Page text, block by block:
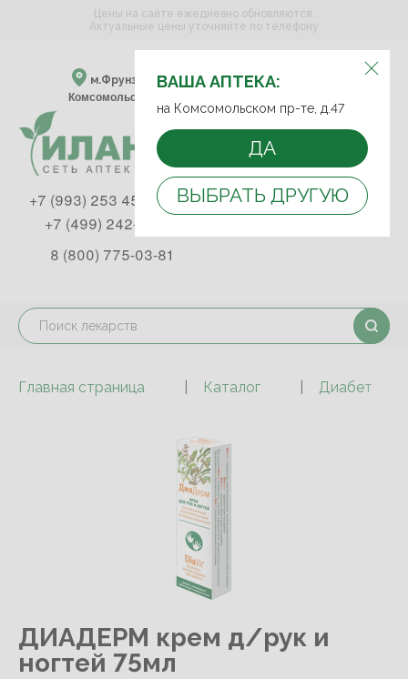
ВЫБЕРИТЕ АПТЕКУ:
м.Фрунзенская м.Спортивная
Комсомольский пр-т, д. 47
ВАША АПТЕКА:
на Комсомольском пр-те, д.47
ДА
ВЫБРАТЬ ДРУГУЮ
Цены на сайте ежедневно обновляются.
Актуальные цены уточняйте по телефону
+7 (993) 253 45 93
+7 (499) 242-90-85
8 (800) 775-03-81
Главная страница Каталог Диабет
ДИАДЕРМ крем д/рук и
ногтей 75мл